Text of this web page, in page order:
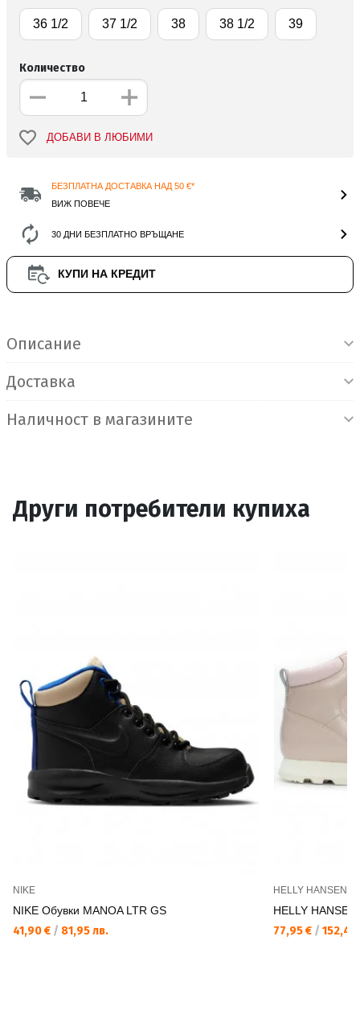
36 1/2 37 1/2 38 38 1/2 39
Количество
ДОБАВИ В ЛЮБИМИ
БЕЗПЛАТНА ДОСТАВКА НАД 50 €*
ВИЖ ПОВЕЧЕ
30 ДНИ БЕЗПЛАТНО ВРЪЩАНЕ
КУПИ НА КРЕДИТ
Описание
Доставка
Наличност в магазините
Други потребители купиха
NIKE
NIKE Обувки MANOA LTR GS
41,90 € / 81,95 лв.
HELLY HANSEN
HELLY
77,95 € / 152,46